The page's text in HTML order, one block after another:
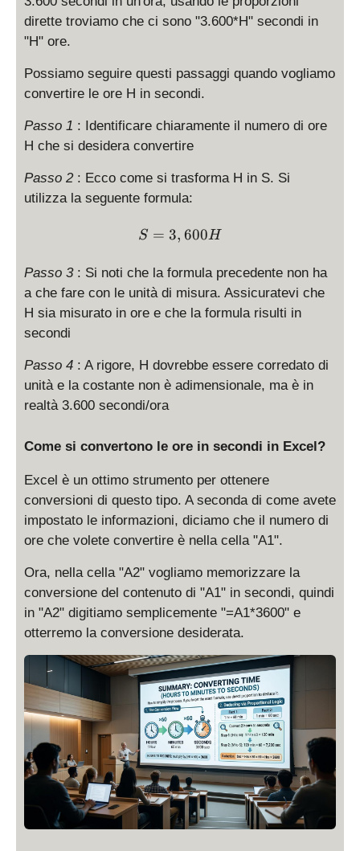
dirette troviamo che ci sono "3.600*H" secondi in
"H" ore.
Possiamo seguire questi passaggi quando vogliamo
convertire le ore H in secondi.
Passo 1 : Identificare chiaramente il numero di ore
H che si desidera convertire
Passo 2 : Ecco come si trasforma H in S. Si
utilizza la seguente formula:
S = 3,600 H
S = 3, 600H
Passo 3 : Si noti che la formula precedente non ha
a che fare con le unità di misura. Assicuratevi che
H sia misurato in ore e che la formula risulti in
secondi
Passo 4 : A rigore, H dovrebbe essere corredato di
unità e la costante non è adimensionale, ma è in
realtà 3.600 secondi/ora
Come si convertono le ore in secondi in Excel?
Excel è un ottimo strumento per ottenere
conversioni di questo tipo. A seconda di come avete
impostato le informazioni, diciamo che il numero di
ore che volete convertire è nella cella "A1".
Ora, nella cella "A2" vogliamo memorizzare la
conversione del contenuto di "A1" in secondi, quindi
in "A2" digitiamo semplicemente "=A1*3600" e
otterremo la conversione desiderata.